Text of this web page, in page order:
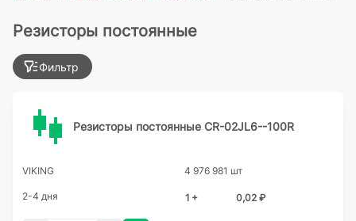
Резисторы постоянные
Фильтр
Резисторы постоянные CR-02JL6--100R
VIKING 4 976 981 шт
2-4 дня 1 + 0,02 ₽